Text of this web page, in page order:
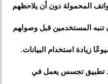
المحمولة دون أن يلاحظهم
تنبه المستخدمين قبل وصولهم
زيادة استخدام البيانات.
تطبيق تجسس يعمل في